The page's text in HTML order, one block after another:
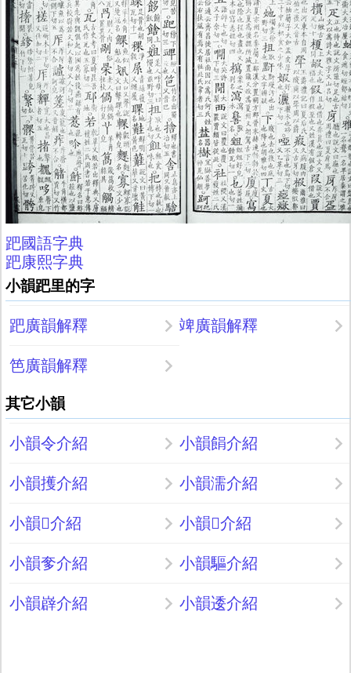
跁國語字典
跁康熙字典
小韻跁里的字
跁廣韻解釋 䇑廣韻解釋
笆廣韻解釋
其它小韻
小韻令介紹 小韻䬼介紹
小韻擭介紹 小韻濡介紹
小韻𥕸介紹 小韻𥧬介紹
小韻奓介紹 小韻驅介紹
小韻㠔介紹 小韻逶介紹